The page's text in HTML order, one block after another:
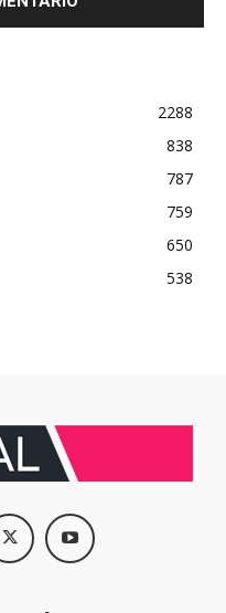
2288
838
787
759
650
538